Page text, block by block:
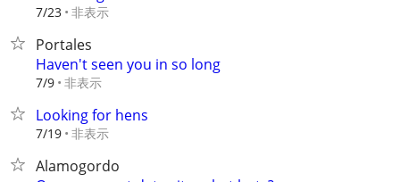
7/23 非表示
Portales
Haven't seen you in so long
7/9 非表示
Looking for hens
7/19 非表示
Alamogordo